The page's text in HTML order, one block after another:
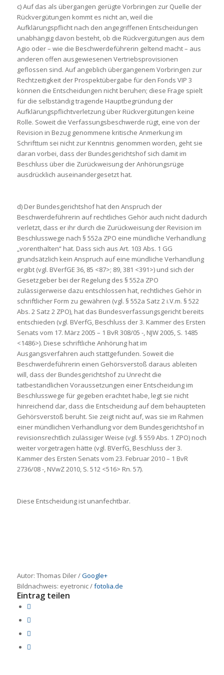
c) Auf das als übergangen gerügte Vorbringen zur Quelle der
Rückvergütungen kommt es nicht an, weil die
Aufklärungspflicht nach den angegriffenen Entscheidungen
unabhängig davon besteht, ob die Rückvergütungen aus dem
Agio oder – wie die Beschwerdeführerin geltend macht – aus
anderen offen ausgewiesenen Vertriebsprovisionen
geflossen sind. Auf angeblich übergangenem Vorbringen zur
Rechtzeitigkeit der Prospektübergabe für den Fonds VIP 3
können die Entscheidungen nicht beruhen; diese Frage spielt
für die selbständig tragende Hauptbegründung der
Aufklärungspflichtverletzung über Rückvergütungen keine
Rolle. Soweit die Verfassungsbeschwerde rügt, eine von der
Revision in Bezug genommene kritische Anmerkung im
Schrifttum sei nicht zur Kenntnis genommen worden, geht sie
daran vorbei, dass der Bundesgerichtshof sich damit im
Beschluss über die Zurückweisung der Anhörungsrüge
ausdrücklich auseinandergesetzt hat.
d) Der Bundesgerichtshof hat den Anspruch der
Beschwerdeführerin auf rechtliches Gehör auch nicht dadurch
verletzt, dass er ihr durch die Zurückweisung der Revision im
Beschlusswege nach § 552a ZPO eine mündliche Verhandlung
„vorenthalten“ hat. Dass sich aus Art. 103 Abs. 1 GG
grundsätzlich kein Anspruch auf eine mündliche Verhandlung
ergibt (vgl. BVerfGE 36, 85 <87>; 89, 381 <391>) und sich der
Gesetzgeber bei der Regelung des § 552a ZPO
zulässigerweise dazu entschlossen hat, rechtliches Gehör in
schriftlicher Form zu gewähren (vgl. § 552a Satz 2 i.V.m. § 522
Abs. 2 Satz 2 ZPO), hat das Bundesverfassungsgericht bereits
entschieden (vgl. BVerfG, Beschluss der 3. Kammer des Ersten
Senats vom 17. März 2005 – 1 BvR 308/05 -, NJW 2005, S. 1485
<1486>). Diese schriftliche Anhörung hat im
Ausgangsverfahren auch stattgefunden. Soweit die
Beschwerdeführerin einen Gehörsverstoß daraus ableiten
will, dass der Bundesgerichtshof zu Unrecht die
tatbestandlichen Voraussetzungen einer Entscheidung im
Beschlusswege für gegeben erachtet habe, legt sie nicht
hinreichend dar, dass die Entscheidung auf dem behaupteten
Gehörsverstoß beruht. Sie zeigt nicht auf, was sie im Rahmen
einer mündlichen Verhandlung vor dem Bundesgerichtshof in
revisionsrechtlich zulässiger Weise (vgl. § 559 Abs. 1 ZPO) noch
weiter vorgetragen hätte (vgl. BVerfG, Beschluss der 3.
Kammer des Ersten Senats vom 23. Februar 2010 – 1 BvR
2736/08 -, NVwZ 2010, S. 512 <516> Rn. 57).
Diese Entscheidung ist unanfechtbar.
Autor: Thomas Diler /Google+
Bildnachweis: eyetronic/fotolia.de
Eintrag teilen